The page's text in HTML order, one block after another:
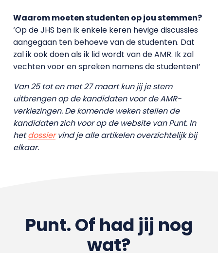
Waarom moeten studenten op jou stemmen?
‘Op de JHS ben ik enkele keren hevige discussies
aangegaan ten behoeve van de studenten. Dat
zal ik ook doen als ik lid wordt van de AMR. Ik zal
vechten voor en spreken namens de studenten!’
Van 25 tot en met 27 maart kun jij je stem
uitbrengen op de kandidaten voor de AMR-
verkiezingen. De komende weken stellen de
kandidaten zich voor op de website van Punt. In
hetdossiervind je alle artikelen overzichtelijk bij
elkaar.
Punt. Of had jij nog
wat?